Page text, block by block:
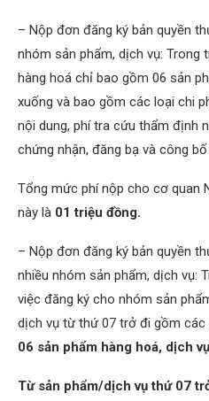
– Nộp đơn đăng ký bản quyền
nhóm sản phẩm, dịch vụ: Trong
hàng hoá chỉ bao gồm 06 sản
xuống và bao gồm các loại chi
nội dung, phí tra cứu thẩm định
chứng nhận, đăng bạ và công bố
Tổng mức phí nộp cho cơ quan
này là 01 triệu đồng.
– Nộp đơn đăng ký bản quyền
nhiều nhóm sản phẩm, dịch vụ:
việc đăng ký cho nhóm sản
dịch vụ từ thứ 07 trở đi gồm các
06 sản phẩm hàng hoá, dịch
Từ sản phẩm/dịch vụ thứ 07